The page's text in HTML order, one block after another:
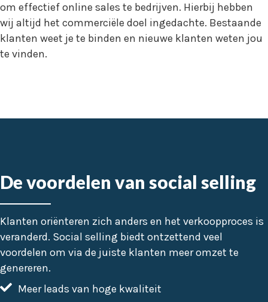
om effectief online sales te bedrijven. Hierbij hebben
wij altijd het commerciële doel ingedachte. Bestaande
klanten weet je te binden en nieuwe klanten weten jou
te vinden.
De voordelen van social selling
Klanten oriënteren zich anders en het verkoopproces is
veranderd. Social selling biedt ontzettend veel
voordelen om via de juiste klanten meer omzet te
genereren.
Meer leads van hoge kwaliteit